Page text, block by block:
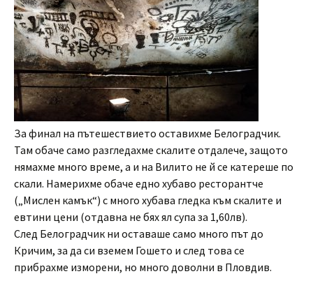
За финал на пътешествието оставихме Белоградчик.
Там обаче само разгледахме скалите отдалече, защото
нямахме много време, а и на Вилито не й се катереше по
скали. Намерихме обаче едно хубаво ресторантче
(„Мислен камък“) с много хубава гледка към скалите и
евтини цени (отдавна не бях ял супа за 1,60лв).
След Белоградчик ни оставаше само много път до
Кричим, за да си вземем Гошето и след това се
прибрахме изморени, но много доволни в Пловдив.